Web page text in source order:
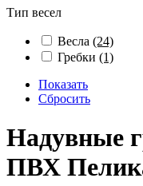
Тип весел
Весла (24)
Гребки (1)
Показать
Сбросить
Надувные
ПВХ